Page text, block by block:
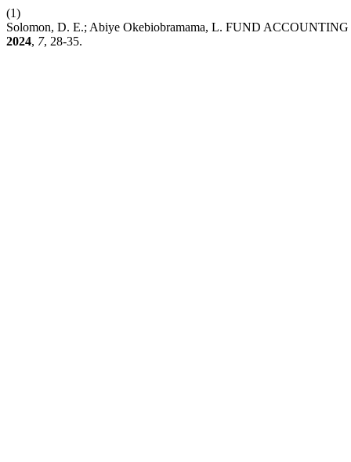
(1)
Solomon, D. E.; Abiye Okebiobramama, L. FUND
2024, 7, 28-35.